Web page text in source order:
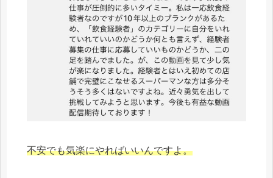
不安でも気楽にやればいいんですよ。